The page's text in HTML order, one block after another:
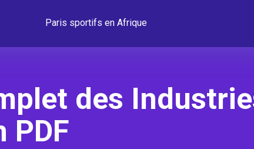
Paris sportifs en Afrique
des
PDF